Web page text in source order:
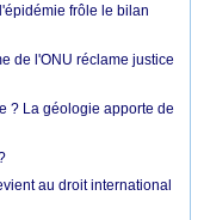
frôle le bilan
de l'ONU réclame justice
? La géologie apporte de
au droit international